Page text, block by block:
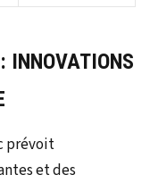
INNOVATIONS
prévoit
et des